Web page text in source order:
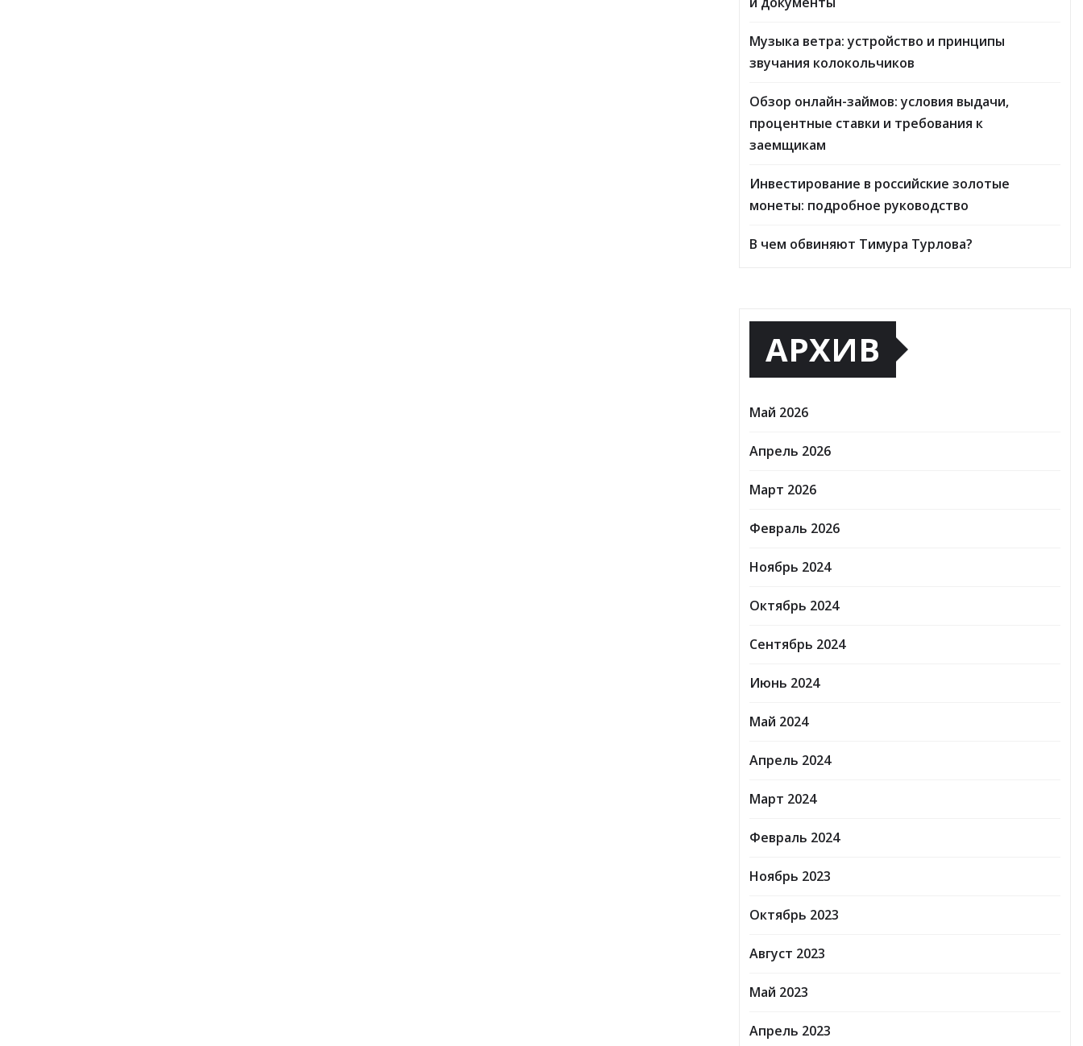
Музыка ветра: устройство и принципы
звучания колокольчиков
Обзор онлайн-займов: условия выдачи,
процентные ставки и требования к
заемщикам
Инвестирование в российские золотые
монеты: подробное руководство
В чем обвиняют Тимура Турлова?
АРХИВ
Май 2026
Апрель 2026
Март 2026
Февраль 2026
Ноябрь 2024
Октябрь 2024
Сентябрь 2024
Июнь 2024
Май 2024
Апрель 2024
Март 2024
Февраль 2024
Ноябрь 2023
Октябрь 2023
Август 2023
Май 2023
Апрель 2023